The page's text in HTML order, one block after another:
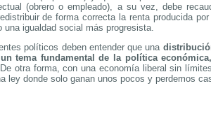
(obrero o empleado), a su vez, debe
de forma correcta la renta producida
una igualdad social más progresista.
políticos deben entender que una
tema fundamental de la política
otra forma, con una economía liberal sin
ley donde solo ganan unos pocos y perdemos